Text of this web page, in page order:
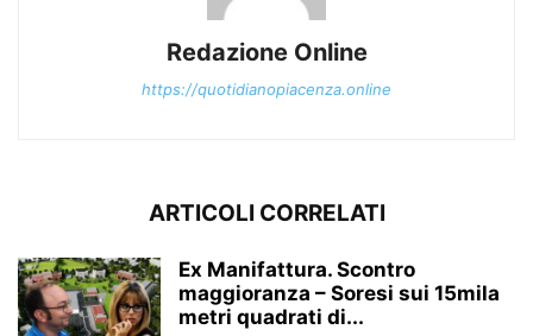
Redazione Online
https://quotidianopiacenza.online
ARTICOLI CORRELATI
Ex Manifattura. Scontro
maggioranza – Soresi sui 15mila
metri quadrati di...